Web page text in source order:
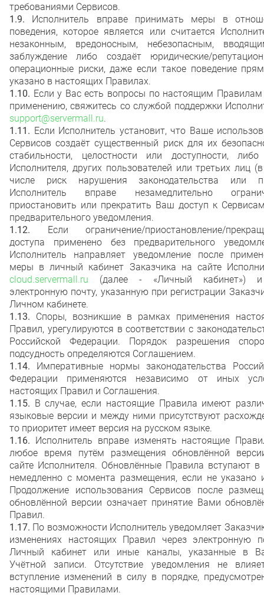
требованиями Сервисов.
1.9. Исполнитель вправе принимать меры в
поведения, которое является или считается
незаконным, вредоносным, небезопасным,
заблуждение либо создаёт юридические/
операционные риски, даже если такое поведение
указано в настоящих Правилах.
1.10. Если у Вас есть вопросы по настоящим
применению, свяжитесь со службой поддержки
support@servermall.ru.
1.11. Если Исполнитель установит, что Ваше
Сервисов создаёт существенный риск для их
стабильности, целостности или доступности,
Исполнителя, других пользователей или третьих лиц
числе риск нарушения законодательства или
Исполнитель вправе незамедлительно
приостановить или прекратить Ваш доступ к
предварительного уведомления.
1.12.
Если ограничение/приостановление/
доступа применено без предварительного
Исполнитель направляет уведомление после
меры в личный кабинет Заказчика на сайте
cloud.servermall.ru (далее - «Личный кабинет»)
электронную почту, указанную при регистрации
Личном кабинете.
1.13. Споры, возникшие в рамках применения
Правил, урегулируются в соответствии с
Российской Федерации. Порядок разрешения
подсудность определяются Соглашением.
1.14. Императивные нормы законодательства
Федерации применяются независимо от иных
настоящих Правил и Соглашения.
1.15. В случае, если настоящие Правила имеют
языковые версии и между ними присутствуют
то приоритет имеет версия на русском языке.
1.16.
Исполнитель вправе изменять настоящие
любое время путём размещения обновлённой
сайте Исполнителя. Обновлённые Правила вступают в
немедленно с момента размещения, если не указано
Продолжение использования Сервисов после
обновлённой версии означает принятие Вами
Правил.
1.17. По возможности Исполнитель уведомляет
изменениях настоящих Правил через электронную
Личный кабинет или иные каналы, указанные в
Учётной записи. Отсутствие уведомления не
вступление изменений в силу в порядке,
настоящими Правилами.